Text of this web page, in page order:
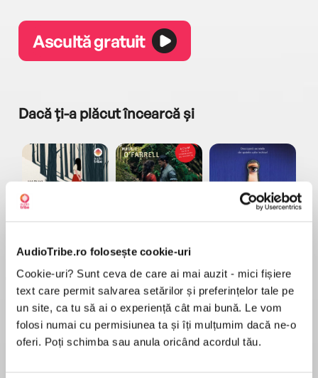
AudioTribe.ro folosește cookie-uri
Cookie-uri? Sunt ceva de care ai mai auzit - mici fișiere
text care permit salvarea setărilor și preferințelor tale pe
un site, ca tu să ai o experiență cât mai bună. Le vom
folosi numai cu permisiunea ta și îți mulțumim dacă ne-o
oferi. Poți schimba sau anula oricând acordul tău.
Ascultă gratuit
Dacă ți-a plăcut încearcă și
Haruki Murakami Maggie O'Farrell